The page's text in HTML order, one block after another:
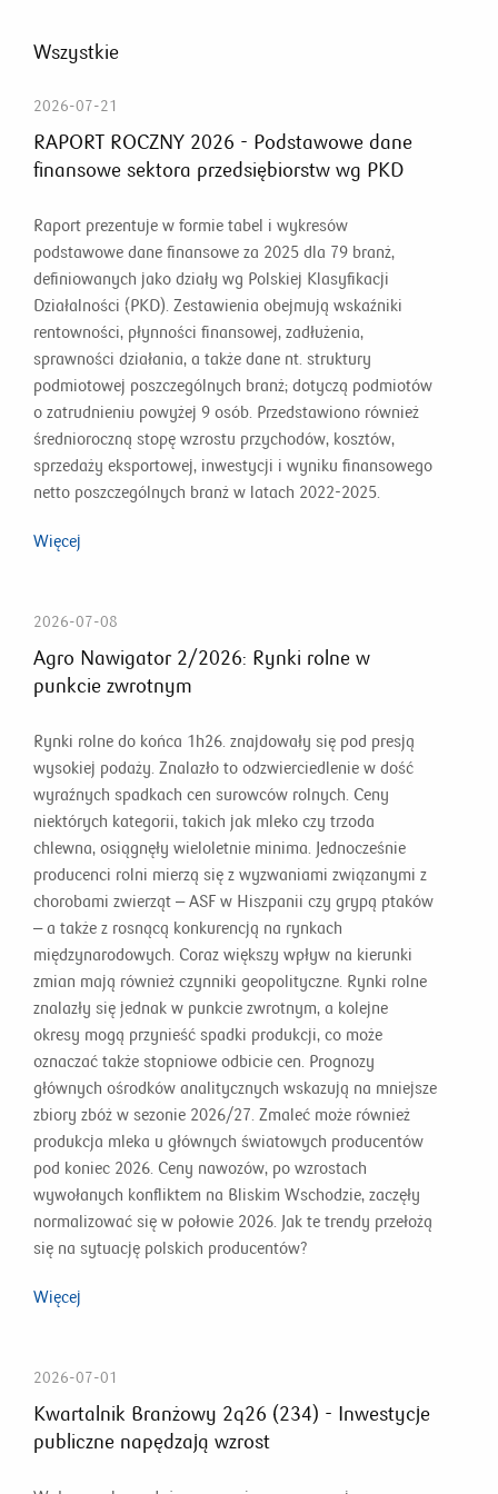
Wszystkie
2026-07-21
RAPORT ROCZNY 2026 - Podstawowe dane
finansowe sektora przedsiębiorstw wg PKD
Raport prezentuje w formie tabel i wykresów
podstawowe dane finansowe za 2025 dla 79 branż,
definiowanych jako działy wg Polskiej Klasyfikacji
Działalności (PKD). Zestawienia obejmują wskaźniki
rentowności, płynności finansowej, zadłużenia,
sprawności działania, a także dane nt. struktury
podmiotowej poszczególnych branż; dotyczą podmiotów
o zatrudnieniu powyżej 9 osób. Przedstawiono również
średnioroczną stopę wzrostu przychodów, kosztów,
sprzedaży eksportowej, inwestycji i wyniku finansowego
netto poszczególnych branż w latach 2022-2025.
Więcej
2026-07-08
Agro Nawigator 2/2026: Rynki rolne w
punkcie zwrotnym
Rynki rolne do końca 1h26. znajdowały się pod presją
wysokiej podaży. Znalazło to odzwierciedlenie w dość
wyraźnych spadkach cen surowców rolnych. Ceny
niektórych kategorii, takich jak mleko czy trzoda
chlewna, osiągnęły wieloletnie minima. Jednocześnie
producenci rolni mierzą się z wyzwaniami związanymi z
chorobami zwierząt – ASF w Hiszpanii czy grypą ptaków
– a także z rosnącą konkurencją na rynkach
międzynarodowych. Coraz większy wpływ na kierunki
zmian mają również czynniki geopolityczne. Rynki rolne
znalazły się jednak w punkcie zwrotnym, a kolejne
okresy mogą przynieść spadki produkcji, co może
oznaczać także stopniowe odbicie cen. Prognozy
głównych ośrodków analitycznych wskazują na mniejsze
zbiory zbóż w sezonie 2026/27. Zmaleć może również
produkcja mleka u głównych światowych producentów
pod koniec 2026. Ceny nawozów, po wzrostach
wywołanych konfliktem na Bliskim Wschodzie, zaczęły
normalizować się w połowie 2026. Jak te trendy przełożą
się na sytuację polskich producentów?
Więcej
2026-07-01
Kwartalnik Branżowy 2q26 (234) - Inwestycje
publiczne napędzają wzrost